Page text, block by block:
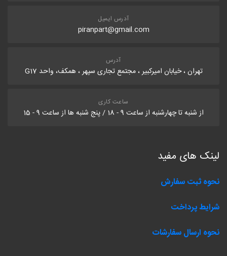
آدرس ایمیل
piranpart@gmail.com
آدرس
تهران ، خیابان امیرکبیر ، مجتمع تجاری سپهر ، همکف، واحد G17
ساعت کاری
از شنبه تا چهارشنبه از ساعت 9 - 18 / پنج شنبه ها از ساعت 9 - 15
لینک های مفید
نحوه ثبت سفارش
شرایط پرداخت
نحوه ارسال سفارشات